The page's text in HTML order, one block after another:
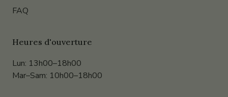
FAQ
Heures d'ouverture
Lun: 13h00–18h00
Mar–Sam: 10h00–18h00